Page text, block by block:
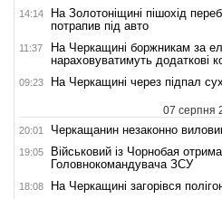
14:14
На Золотоніщині пішохід
потрапив під авто
11:37
На Черкащині боржникам за
нараховуватимуть додаткові
09:23 На Черкащині через підпал
07 серпня
20:01 Черкащанин незаконно
19:05
Військовий із Чорнобая
Головнокомандувача ЗСУ
18:08 На Черкащині загорівся